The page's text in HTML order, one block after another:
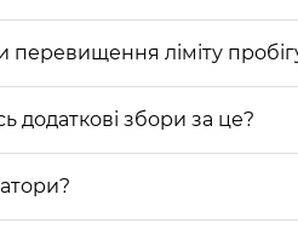
перевищення ліміту
додаткові збори за це?